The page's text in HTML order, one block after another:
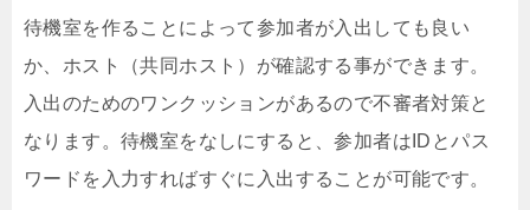
待機室を作ることによって参加者が入出しても良い
か、ホスト（共同ホスト）が確認する事ができます。
入出のためのワンクッションがあるので不審者対策と
なります。待機室をなしにすると、参加者はIDとパス
ワードを入力すればすぐに入出することが可能です。